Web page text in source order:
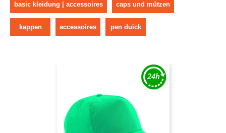
basic kleidung | accessoires caps und mützen
kappen accessoires pen duick